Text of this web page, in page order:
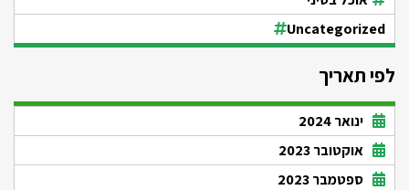
Uncategorized
לפי תאריך
ינואר 2024
אוקטובר 2023
ספטמבר 2023